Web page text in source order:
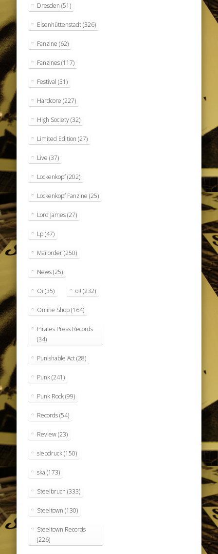
Dresden (51)
Eisenhüttenstadt(326)
Fanzine (62)
Fanzines(117)
Festival (31)
Hardcore (227)
High Society(32)
Limited Edition (27)
Live (37)
Lockenkopf(202)
Lockenkopf Fanzine (25)
Lord James(27)
Lp(47)
Mailorder(250)
News(25)
Oi (35) oi! (232)
Online Shop(164)
Pirates Press Records
(34)
Punishable Act(28)
Punk(241)
Punk Rock(99)
Records(54)
Review(23)
siebdruck(150)
ska (173)
Steelbruch (333)
Steeltown (130)
Steeltown Records
(226)